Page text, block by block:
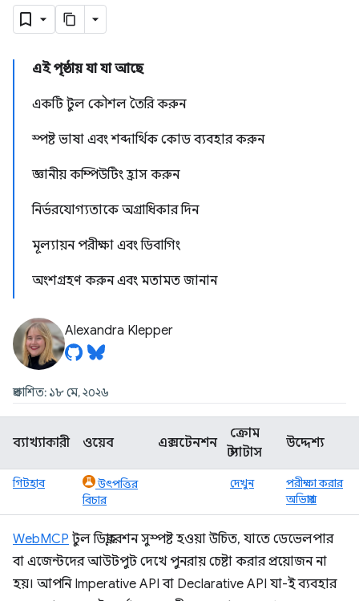
এই পৃষ্ঠায় যা যা আছে
একটি টুল কৌশল তৈরি করুন
স্পষ্ট ভাষা এবং শব্দার্থিক কোড ব্যবহার করুন
জ্ঞানীয় কম্পিউটিং হ্রাস করুন
নির্ভরযোগ্যতাকে অগ্রাধিকার দিন
মূল্যায়ন পরীক্ষা এবং ডিবাগিং
অংশগ্রহণ করুন এবং মতামত জানান
Alexandra Klepper
প্রকাশিত: ১৮ মে, ২০২৬
ব্যাখ্যাকারী ওয়েব এক্সটেনশন
ক্রোম
স্ট্যাটাস
উদ্দেশ্য
গিটহাব
উৎপত্তির
বিচার
দেখুন
পরীক্ষা করার
অভিপ্রায়
WebMCP টুল ডিক্লারেশন সুস্পষ্ট হওয়া উচিত, যাতে ডেভেলপার
বা এজেন্টদের আউটপুট দেখে পুনরায় চেষ্টা করার প্রয়োজন না
হয়। আপনি Imperative API বা Declarative API যা-ই ব্যবহার